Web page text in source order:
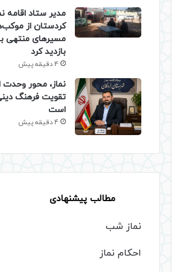
مدیر ستاد اقامه
کردستان از
مسیرهای منتهی
بازدید کرد
4 دقیقه پیش
نماز، محور وحدت
تقویت فرهنگ
است
4 دقیقه پیش
مطالب پیشنهادی
نماز شب
احکام نماز